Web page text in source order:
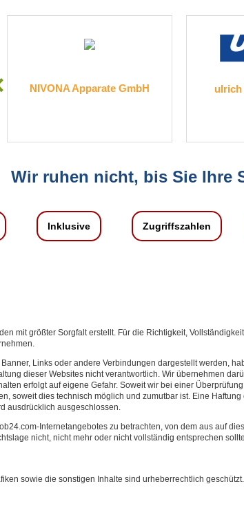
NIVONA Apparate GmbH
ulrich
Wir ruhen nicht, bis Sie Ihre
Inklusive Zugriffszahlen
mit größter Sorgfalt erstellt. Für die Richtigkeit,
Links oder andere Verbindungen dargestellt werden,
dieser Websites nicht verantwortlich. Wir übernehmen
erfolgt auf eigene Gefahr. Soweit wir bei einer
soweit dies technisch möglich und zumutbar ist. Eine
ausdrücklich ausgeschlossen.
Internetangebotes zu betrachten, von dem aus auf
nicht, nicht mehr oder nicht vollständig entsprechen
sowie die sonstigen Inhalte sind urheberrechtlich geschützt.